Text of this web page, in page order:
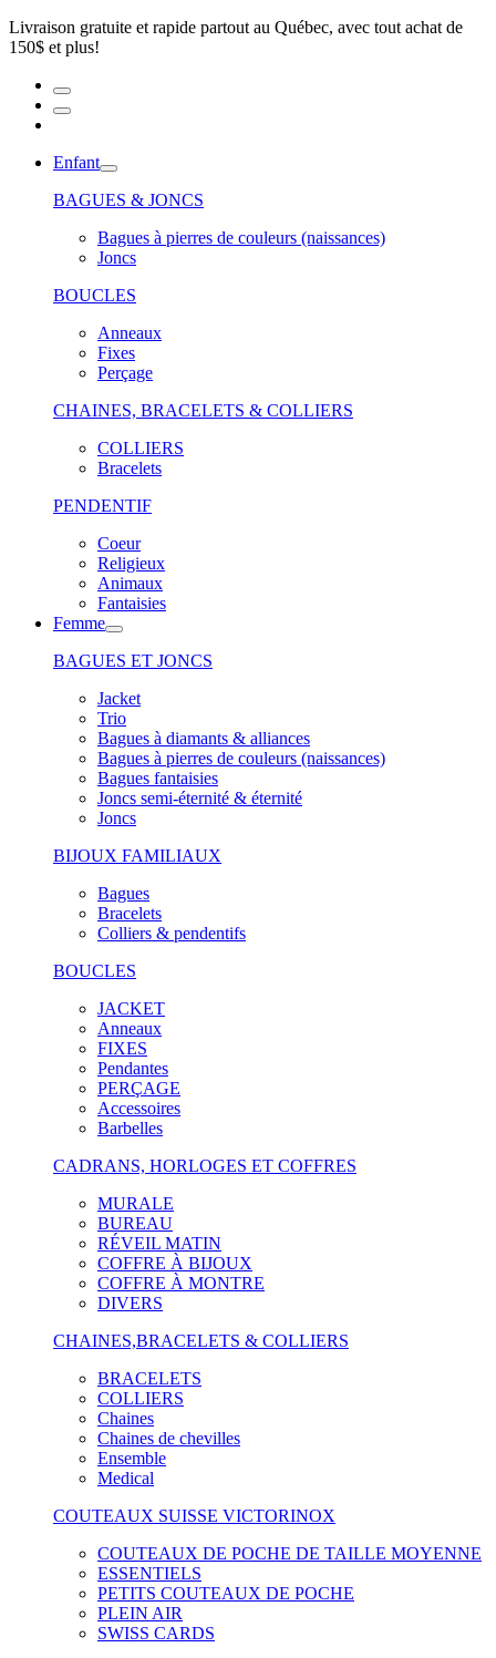
Livraison gratuite et rapide partout au Québec, avec tout achat de
150$ et plus!
Enfant
BAGUES & JONCS
Bagues à pierres de couleurs (naissances)
Joncs
BOUCLES
Anneaux
Fixes
Perçage
CHAINES, BRACELETS & COLLIERS
COLLIERS
Bracelets
PENDENTIF
Coeur
Religieux
Animaux
Fantaisies
Femme
BAGUES ET JONCS
Jacket
Trio
Bagues à diamants & alliances
Bagues à pierres de couleurs (naissances)
Bagues fantaisies
Joncs semi-éternité & éternité
Joncs
BIJOUX FAMILIAUX
Bagues
Bracelets
Colliers & pendentifs
BOUCLES
JACKET
Anneaux
FIXES
Pendantes
PERÇAGE
Accessoires
Barbelles
CADRANS, HORLOGES ET COFFRES
MURALE
BUREAU
RÉVEIL MATIN
COFFRE À BIJOUX
COFFRE À MONTRE
DIVERS
CHAINES,BRACELETS & COLLIERS
BRACELETS
COLLIERS
Chaines
Chaines de chevilles
Ensemble
Medical
COUTEAUX SUISSE VICTORINOX
COUTEAUX DE POCHE DE TAILLE MOYENNE
ESSENTIELS
PETITS COUTEAUX DE POCHE
PLEIN AIR
SWISS CARDS